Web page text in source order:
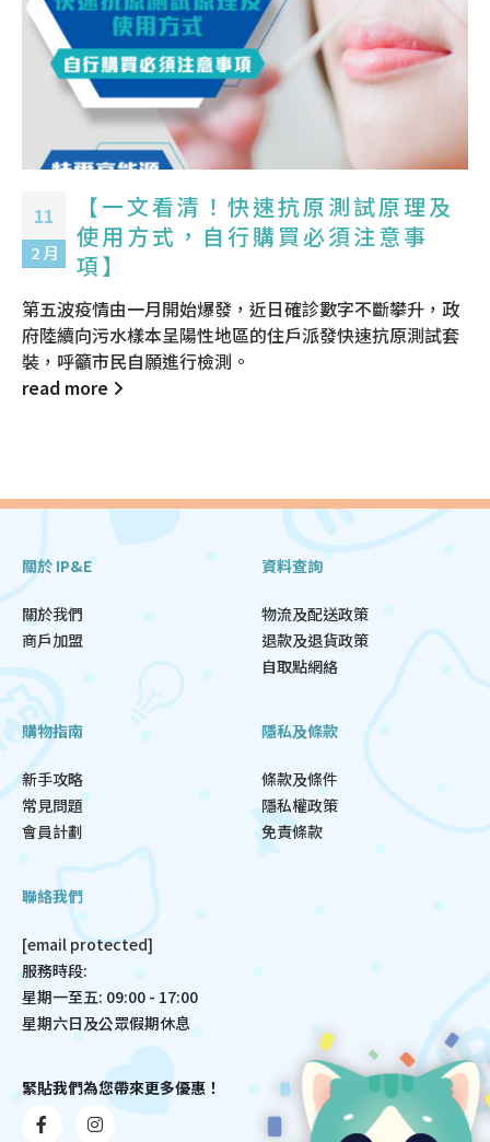
11
2 月
【一文看清！快速抗原測試原理及
使用方式，自行購買必須注意事
項】
第五波疫情由一月開始爆發，近日確診數字不斷攀升，政
府陸續向污水樣本呈陽性地區的住戶派發快速抗原測試套
裝，呼籲市民自願進行檢測。
read more
關於 IP&E
關於我們
商戶加盟
資料查詢
物流及配送政策
退款及退貨政策
自取點網絡
購物指南
新手攻略
常見問題
會員計劃
隱私及條款
條款及條件
隱私權政策
免責條款
聯絡我們
[email protected]
服務時段:
星期一至五: 09:00 - 17:00
星期六日及公眾假期休息
緊貼我們為您帶來更多優惠！